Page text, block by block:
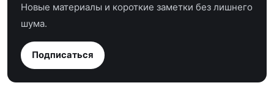
Новые материалы и короткие заметки без лишнего
шума.
Подписаться